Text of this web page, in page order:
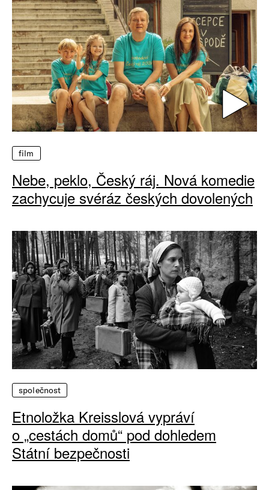
film
Nebe, peklo, Český ráj. Nová komedie
zachycuje svéráz českých dovolených
společnost
Etnoložka Kreisslová vypráví
o „cestách domů“ pod dohledem
Státní bezpečnosti